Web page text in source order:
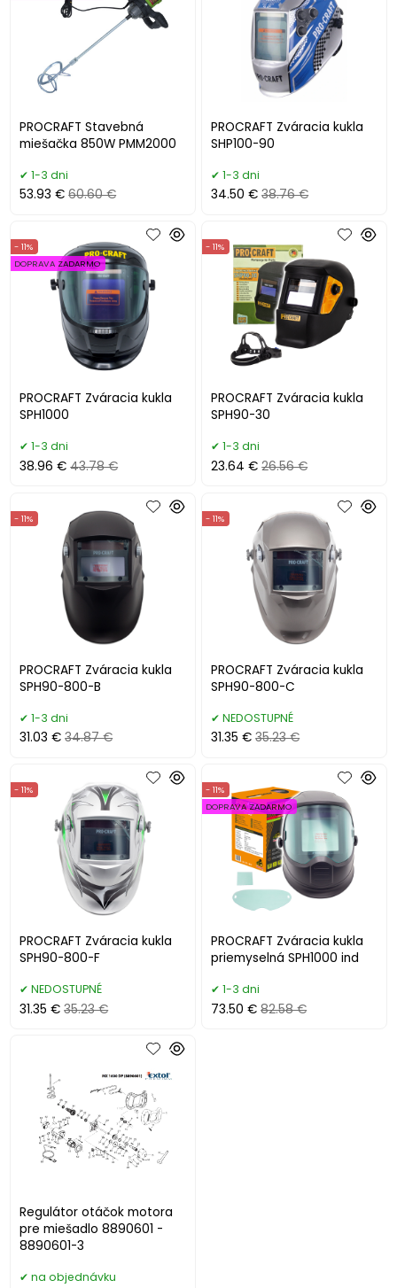
PROCRAFT Stavebná
miešačka 850W PMM2000
1-3 dni
53.93 € 60.60 €
PROCRAFT Zváracia kukla
SHP100-90
1-3 dni
34.50 € 38.76 €
PROCRAFT Zváracia kukla
SPH1000
- 11%
DOPRAVA ZADARMO
1-3 dni
38.96 € 43.78 €
PROCRAFT Zváracia kukla
SPH90-30
- 11%
1-3 dni
23.64 € 26.56 €
PROCRAFT Zváracia kukla
SPH90-800-B
- 11%
1-3 dni
31.03 € 34.87 €
PROCRAFT Zváracia kukla
SPH90-800-C
- 11%
NEDOSTUPNÉ
31.35 € 35.23 €
PROCRAFT Zváracia kukla
SPH90-800-F
- 11%
NEDOSTUPNÉ
31.35 € 35.23 €
PROCRAFT Zváracia kukla
priemyselná SPH1000 ind
- 11%
DOPRAVA ZADARMO
1-3 dni
73.50 € 82.58 €
Regulátor otáčok motora
pre miešadlo 8890601 -
8890601-3
na objednávku